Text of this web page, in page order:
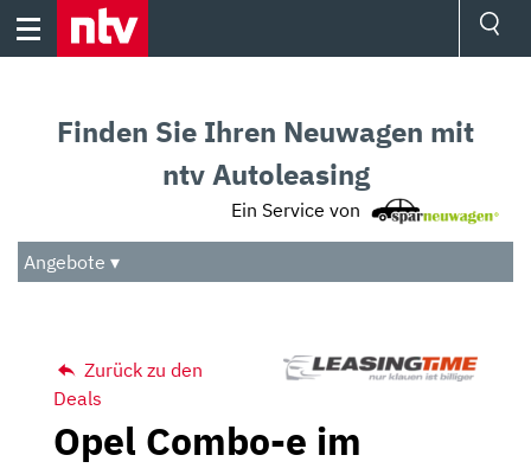
Skip
Audio
Das Beste
Finden Sie Ihren Neuwagen mit
ntv Autoleasing
Ein Service von
Angebote ▾
Zurück zu den
Deals
Opel Combo-e im